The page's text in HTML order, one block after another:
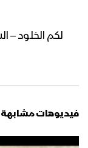
لكم الخلود –
فيديوهات مشابهة